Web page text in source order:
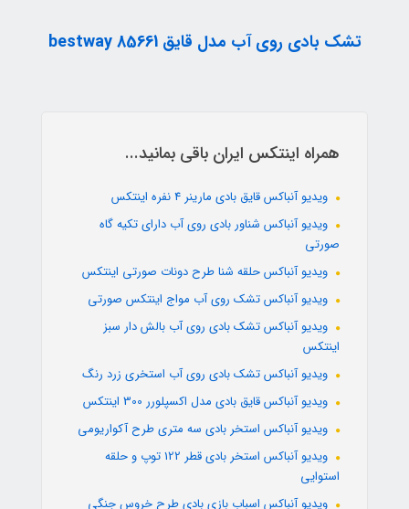
تشک بادی روی آب مدل قایق bestway 85661
همراه اینتکس ایران باقی بمانید...
ویدیو آنباکس قایق بادی مارینر 4 نفره اینتکس
ویدیو آنباکس شناور بادی روی آب دارای تکیه گاه
صورتی
ویدیو آنباکس حلقه شنا طرح دونات صورتی اینتکس
ویدیو آنباکس تشک روی آب مواج اینتکس صورتی
ویدیو آنباکس تشک بادی روی آب بالش دار سبز
اینتکس
ویدیو آنباکس تشک بادی روی آب استخری زرد رنگ
ویدیو آنباکس قایق بادی مدل اکسپلورر 300 اینتکس
ویدیو آنباکس استخر بادی سه متری طرح آکواریومی
ویدیو آنباکس استخر بادی قطر 122 توپ و حلقه
استوایی
ویدیو آنباکس اسباب بازی بادی طرح خروس جنگی